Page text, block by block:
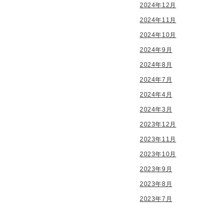
2024年12月
2024年11月
2024年10月
2024年9月
2024年8月
2024年7月
2024年4月
2024年3月
2023年12月
2023年11月
2023年10月
2023年9月
2023年8月
2023年7月